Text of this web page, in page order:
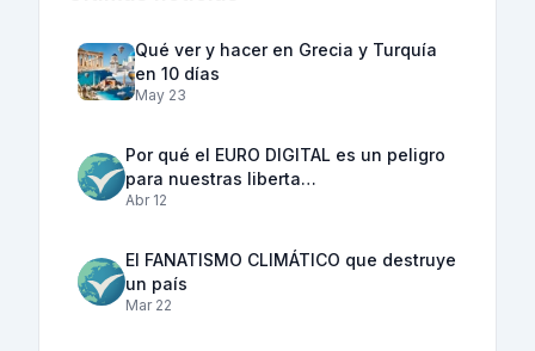
Qué ver y hacer en Grecia y Turquía
en 10 días
May 23
Por qué el EURO DIGITAL es un peligro
para nuestras liberta…
Abr 12
El FANATISMO CLIMÁTICO que destruye
un país
Mar 22